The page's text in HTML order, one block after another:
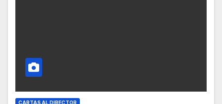
CARTAS AL DIRECTOR